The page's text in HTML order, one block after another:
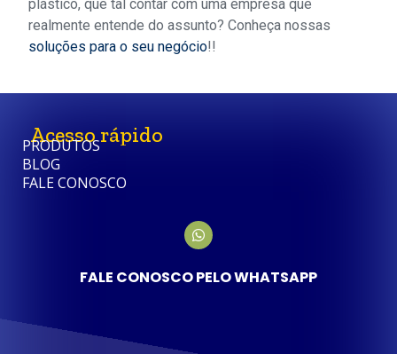
plástico, que tal contar com uma empresa que
realmente entende do assunto? Conheça nossas
soluções para o seu negócio!!
Acesso rápido
PRODUTOS
BLOG
FALE CONOSCO
FALE CONOSCO PELO WHATSAPP